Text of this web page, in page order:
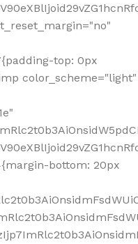
top: 0px
color_scheme="light"
bottom: 20px